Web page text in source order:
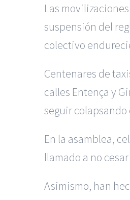
Las
suspensión del
colectivo
Centenares de
calles Entença y
seguir
En la asamblea,
llamado a no
Asimismo, han